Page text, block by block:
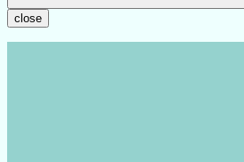
close